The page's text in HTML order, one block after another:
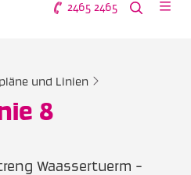
2465 2465
und Linien
8
Waassertuerm -